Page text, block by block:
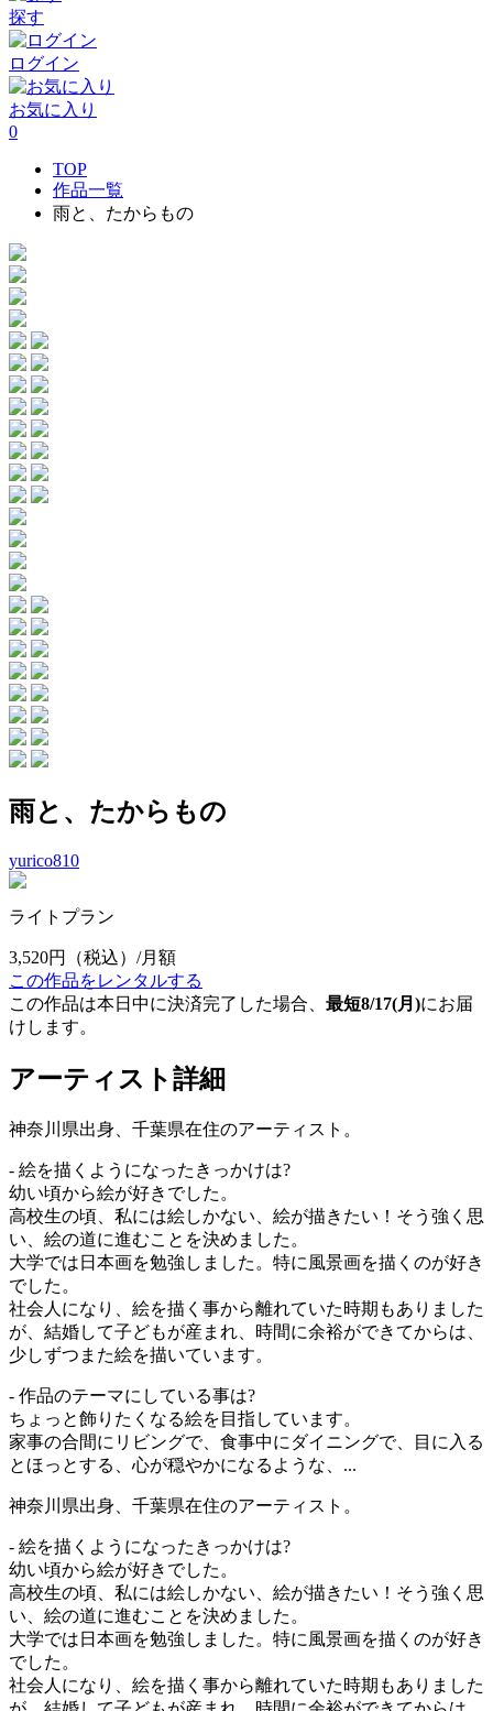
探す
ログイン
お気に入り
0
TOP
作品一覧
雨と、たからもの
雨と、たからもの
yurico810
ライトプラン
3,520円
（税込）/月額
この作品をレンタルする
この作品は本日中に決済完了した場合、 最短8/17(月)にお届
けします。
アーティスト詳細
神奈川県出身、千葉県在住のアーティスト。
- 絵を描くようになったきっかけは?
幼い頃から絵が好きでした。
高校生の頃、私には絵しかない、絵が描きたい！そう強く思
い、絵の道に進むことを決めました。
大学では日本画を勉強しました。特に風景画を描くのが好き
でした。
社会人になり、絵を描く事から離れていた時期もありました
が、結婚して子どもが産まれ、時間に余裕ができてからは、
少しずつまた絵を描いています。
- 作品のテーマにしている事は?
ちょっと飾りたくなる絵を目指しています。
家事の合間にリビングで、食事中にダイニングで、目に入る
とほっとする、心が穏やかになるような、...
神奈川県出身、千葉県在住のアーティスト。
- 絵を描くようになったきっかけは?
幼い頃から絵が好きでした。
高校生の頃、私には絵しかない、絵が描きたい！そう強く思
い、絵の道に進むことを決めました。
大学では日本画を勉強しました。特に風景画を描くのが好き
でした。
社会人になり、絵を描く事から離れていた時期もありました